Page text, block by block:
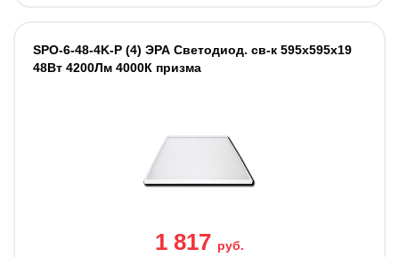
SPO-6-48-4K-P (4) ЭРА Светодиод. св-к 595x595x19
48Вт 4200Лм 4000К призма
1 817 руб.